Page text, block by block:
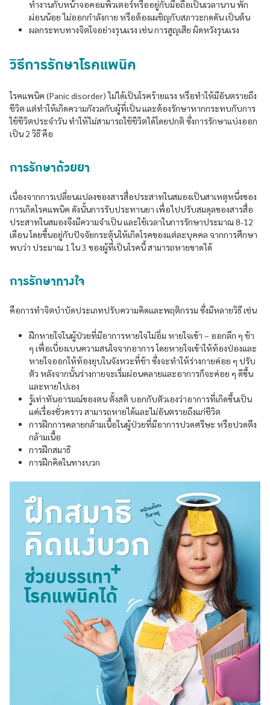
ทำงานกับหน้าจอคอมพิวเตอร์หรืออยู่กับมือถือเป็นเวลานาน พัก
ผ่อนน้อย ไม่ออกกำลังกาย หรือต้องเผชิญกับสภาวะกดดัน เป็นต้น
ผลกระทบทางจิตใจอย่างรุนแรง เช่น การสูญเสีย ผิดหวังรุนแรง
วิธีการรักษาโรคแพนิค
โรคแพนิค (Panic disorder) ไม่ได้เป็นโรคร้ายแรง หรือทำให้มีอันตรายถึง
ชีวิต แต่ทำให้เกิดความกังวลกับผู้ที่เป็น และต้องรักษาหากกระทบกับการ
ใช้ชีวิตประจำวัน ทำให้ไม่สามารถใช้ชีวิตได้โดยปกติ ซึ่งการรักษาแบ่งออก
เป็น 2 วิธี คือ
การรักษาด้วยยา
เนื่องจากการเปลี่ยนแปลงของสารสื่อประสาทในสมองเป็นสาเหตุหนึ่งของ
การเกิดโรคแพนิค ดังนั้นการรับประทานยา เพื่อไปปรับสมดุลของสารสื่อ
ประสาทในสมองจึงมีความจำเป็น และใช้เวลาในการรักษาประมาณ 8-12
เดือน โดยขึ้นอยู่กับปัจจัยกระตุ้นให้เกิดโรคของแต่ละบุคคล จากการศึกษา
พบว่า ประมาณ 1 ใน 3 ของผู้ที่เป็นโรคนี้ สามารถหายขาดได้
การรักษาทางใจ
คือการทำจิตบำบัดประเภทปรับความคิดและพฤติกรรม ซึ่งมีหลายวิธี เช่น
ฝึกหายใจในผู้ป่วยที่มีอาการหายใจไม่อิ่ม หายใจเข้า – ออกลึก ๆ ช้า
ๆ เพื่อเบี่ยงเบนความสนใจจากอาการ โดยหายใจเข้าให้ท้องป่องและ
หายใจออกให้ท้องยุบในจังหวะที่ช้า ซึ่งจะทำให้ร่างกายค่อย ๆ ปรับ
ตัว หลังจากนั้นร่างกายจะเริ่มผ่อนคลายและอาการก็จะค่อย ๆ ดีขึ้น
และหายไปเอง
รู้เท่าทันอารมณ์ของตน ตั้งสติ บอกกับตัวเองว่าอาการที่เกิดขึ้นเป็น
แค่เรื่องชั่วคราว สามารถหายได้และไม่อันตรายถึงแก่ชีวิต
การฝึกการคลายกล้ามเนื้อในผู้ป่วยที่มีอาการปวดศรีษะ หรือปวดตึง
กล้ามเนื้อ
การฝึกสมาธิ
การฝึกคิดในทางบวก